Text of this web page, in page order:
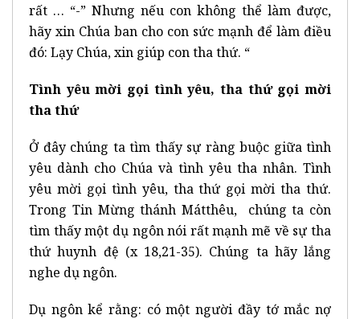
rất … “-” Nhưng nếu con không thể làm được,
hãy xin Chúa ban cho con sức mạnh để làm điều
đó: Lạy Chúa, xin giúp con tha thứ. “
Tình yêu mời gọi tình yêu, tha thứ gọi mời
tha thứ
Ở đây chúng ta tìm thấy sự ràng buộc giữa tình
yêu dành cho Chúa và tình yêu tha nhân. Tình
yêu mời gọi tình yêu, tha thứ gọi mời tha thứ.
Trong Tin Mừng thánh Mátthêu, chúng ta còn
tìm thấy một dụ ngôn nói rất mạnh mẽ về sự tha
thứ huynh đệ (x 18,21-35). Chúng ta hãy lắng
nghe dụ ngôn.
Dụ ngôn kể rằng: có một người đầy tớ mắc nợ